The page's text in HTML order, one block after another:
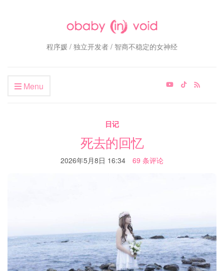
程序媛 / 独立开发者 / 智商不稳定的女神经
Menu
日记
死去的回忆
2026年5月8日 16:34 69 条评论